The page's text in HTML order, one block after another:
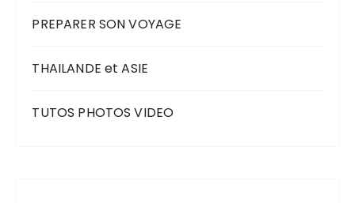
PREPARER SON VOYAGE
THAILANDE et ASIE
TUTOS PHOTOS VIDEO